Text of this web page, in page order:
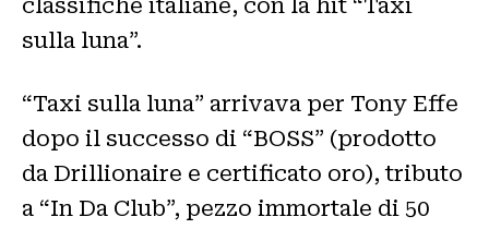
classifiche italiane, con la hit “Taxi
sulla luna”.
“Taxi sulla luna” arrivava per Tony Effe
dopo il successo di “BOSS” (prodotto
da Drillionaire e certificato oro), tributo
a “In Da Club”, pezzo immortale di 50